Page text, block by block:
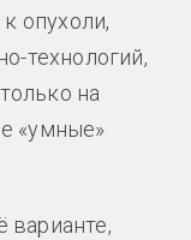
опухоли,
технологий,
на
«умные»
варианте,